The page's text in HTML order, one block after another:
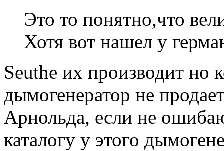
Это то понятно,что
Хотя вот нашел у
Seuthe их производит но
дымогенератор не
Арнольда, если не
каталогу у этого